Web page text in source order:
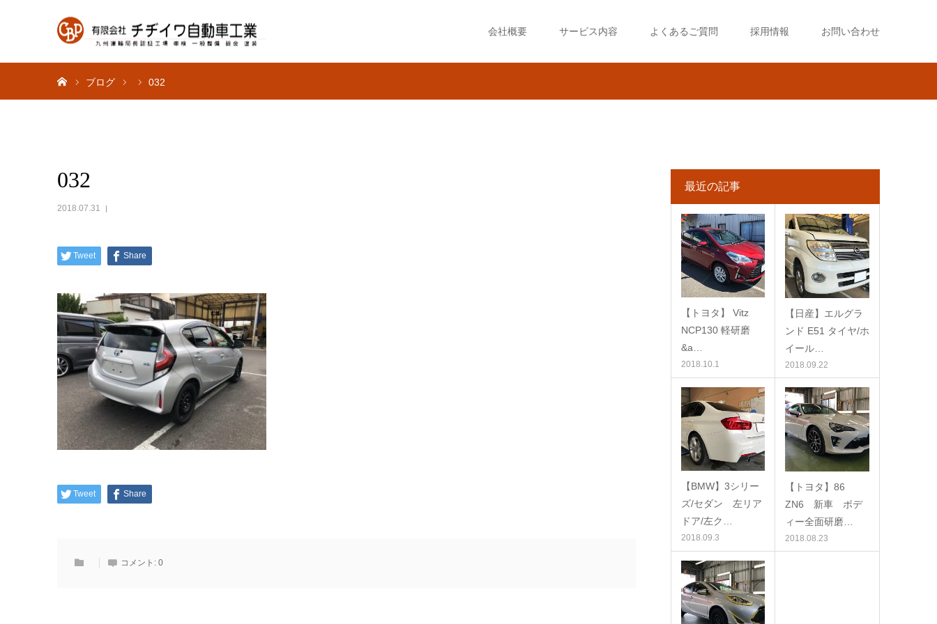
会社概要 サービス内容 よくあるご質問 採用情報 お問い合わせ
ブログ 032
032
2018.07.31
Tweet Share
Tweet Share
コメント: 0
最近の記事
【トヨタ】 Vitz
NCP130 軽研磨
&a…
2018.10.1
【日産】エルグラ
ンド E51 タイヤ/ホ
イール…
2018.09.22
【BMW】3シリー
ズ/セダン 左リア
ドア/左ク…
2018.09.3
【トヨタ】86
ZN6 新車 ボデ
ィー全面研磨…
2018.08.23